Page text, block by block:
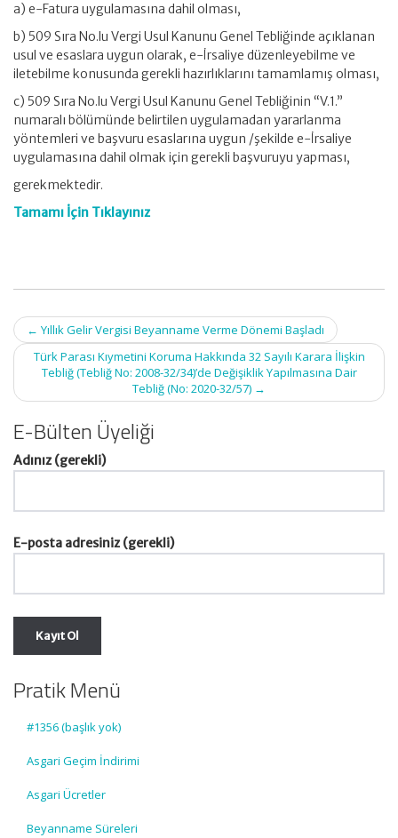
a) e-Fatura uygulamasına dahil olması,
b) 509 Sıra No.lu Vergi Usul Kanunu Genel Tebliğinde açıklanan
usul ve esaslara uygun olarak, e-İrsaliye düzenleyebilme ve
iletebilme konusunda gerekli hazırlıklarını tamamlamış olması,
c) 509 Sıra No.lu Vergi Usul Kanunu Genel Tebliğinin “V.1.”
numaralı bölümünde belirtilen uygulamadan yararlanma
yöntemleri ve başvuru esaslarına uygun /şekilde e-İrsaliye
uygulamasına dahil olmak için gerekli başvuruyu yapması,
gerekmektedir.
Tamamı İçin Tıklayınız
Post
navigation
← Yıllık Gelir Vergisi Beyanname Verme Dönemi Başladı
Türk Parası Kıymetini Koruma Hakkında 32 Sayılı Karara İlişkin
Tebliğ (Tebliğ No: 2008-32/34)’de Değişiklik Yapılmasına Dair
Tebliğ (No: 2020-32/57) →
E-Bülten Üyeliği
Adınız (gerekli)
E-posta adresiniz (gerekli)
Pratik Menü
#1356 (başlık yok)
Asgari Geçim İndirimi
Asgari Ücretler
Beyanname Süreleri